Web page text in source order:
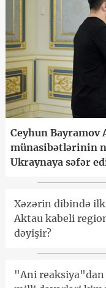
Ceyhun Bayramov
münasibətlərinin
Ukraynaya səfər
Xəzərin dibində
Aktau kabeli
dəyişir?
"Ani